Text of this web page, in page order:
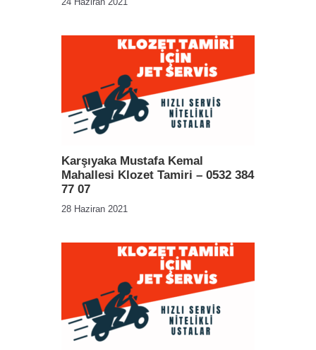
Karşıyaka Mustafa Kemal
Mahallesi Klozet Tamiri – 0532 384
77 07
28 Haziran 2021